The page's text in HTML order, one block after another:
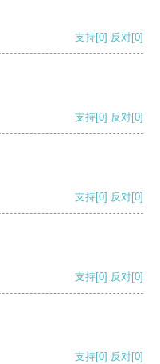
支持[0] 反对[0]
支持[0] 反对[0]
支持[0] 反对[0]
支持[0] 反对[0]
支持[0] 反对[0]